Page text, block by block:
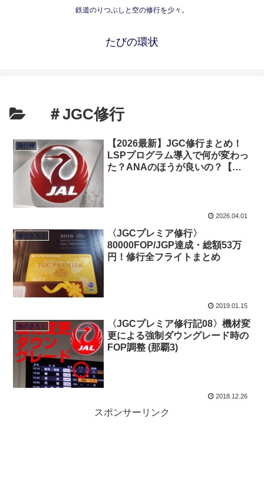
鉄道のりつぶしと空の修行を少々。
たびの環状
＃JGC修行
飛行機
【2026最新】JGC修行まとめ！
LSPプログラム導入で何が変わっ
た？ANAのほうが良いの？【失
2026.04.01
旅のきろく
〈JGCプレミア修行〉
80000FOP/JGP達成・総額53万
円！修行全フライトまとめ
2019.01.15
旅のきろく
〈JGCプレミア修行記08〉機材変
更による強制ダウングレード時の
FOP調整 (那覇3)
2018.12.26
スポンサーリンク